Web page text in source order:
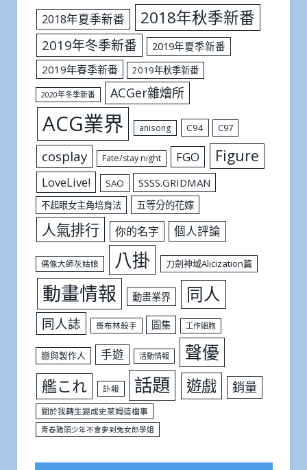
2018年夏季新番 2018年秋季新番
2019年冬季新番
2019年夏季新番
2019年春季新番
2019年秋季新番
2020年冬季新番 ACGer雜燴所
ACG業界 anisong C94 C97
cosplay Fate/stay night FGO Figure
LoveLive! SAO SSSS.GRIDMAN
不起眼女主角培育法 五等分的花嫁
人氣排行 你的名字 個人評論
偶像大師灰姑娘 八掛 刀劍神域Alicization篇
動畫情報 動畫業界 同人
同人誌 哥布林殺手 圖集 工作細胞
戀與製作人 手遊 活動情報 聲優
艦これ 訃報 話題 遊戲 銷量
關於我轉生變成史萊姆這檔事
青春豬頭少年不會夢到兔女郎學姐